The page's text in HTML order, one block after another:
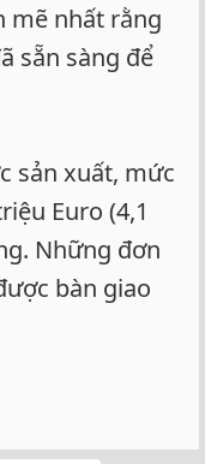
mẽ nhất rằng
sẵn sàng để
sản xuất, mức
Euro (4,1
Những đơn
bàn giao